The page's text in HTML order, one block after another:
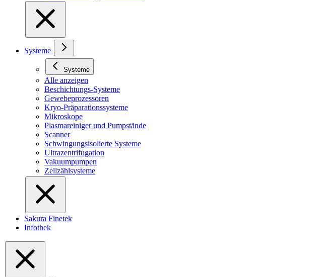
Systeme
Systeme
Alle anzeigen
Beschichtungs-Systeme
Gewebeprozessoren
Kryo-Präparationssysteme
Mikroskope
Plasmareiniger und Pumpstände
Scanner
Schwingungsisolierte Systeme
Ultrazentrifugation
Vakuumpumpen
Zellzählsysteme
Sakura Finetek
Infothek